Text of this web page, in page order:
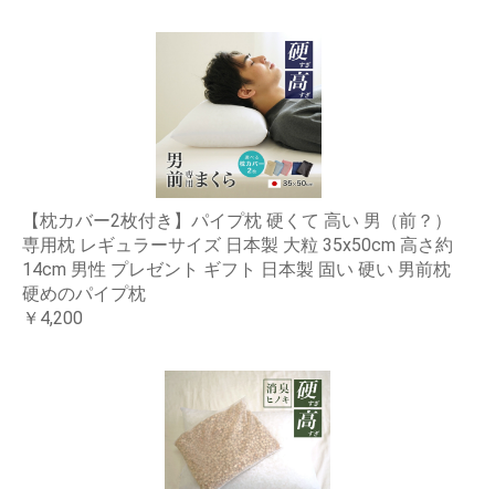
【枕カバー2枚付き】パイプ枕 硬くて 高い 男（前？）
専用枕 レギュラーサイズ 日本製 大粒 35x50cm 高さ約
14cm 男性 プレゼント ギフト 日本製 固い 硬い 男前枕
硬めのパイプ枕
￥4,200